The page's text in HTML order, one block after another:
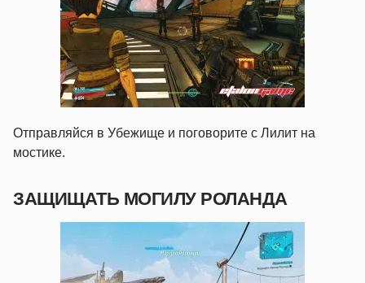
Отправляйся в Убежище и поговорите с Лилит на
мостике.
ЗАЩИЩАТЬ МОГИЛУ РОЛАНДА